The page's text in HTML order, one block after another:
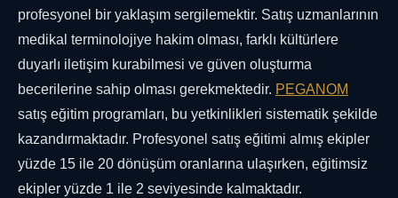
profesyonel bir yaklaşım sergilemektir. Satış uzmanlarının
medikal terminolojiye hakim olması, farklı kültürlere
duyarlı iletişim kurabilmesi ve güven oluşturma
becerilerine sahip olması gerekmektedir. PEGANOM
satış eğitim programları, bu yetkinlikleri sistematik şekilde
kazandırmaktadır. Profesyonel satış eğitimi almış ekipler
yüzde 15 ile 20 dönüşüm oranlarına ulaşırken, eğitimsiz
ekipler yüzde 1 ile 2 seviyesinde kalmaktadır.